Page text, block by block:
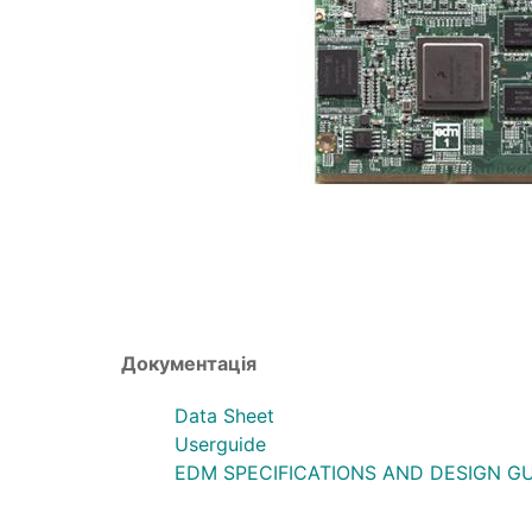
Документація
Data Sheet
Userguide
EDM SPECIFICATIONS AND DESIGN